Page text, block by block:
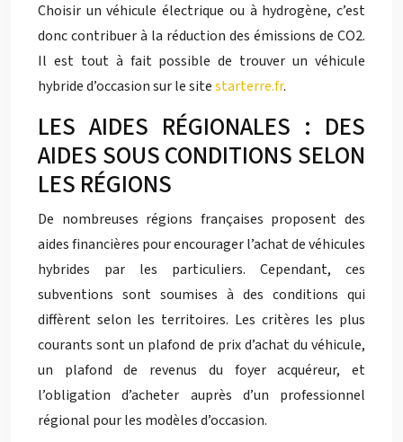
Choisir un véhicule électrique ou à hydrogène, c’est
donc contribuer à la réduction des émissions de CO2.
Il est tout à fait possible de trouver un véhicule
hybride d’occasion sur le sitestarterre.fr.
LES AIDES RÉGIONALES : DES
AIDES SOUS CONDITIONS SELON
LES RÉGIONS
De nombreuses régions françaises proposent des
aides financières pour encourager l’achat de véhicules
hybrides par les particuliers. Cependant, ces
subventions sont soumises à des conditions qui
diffèrent selon les territoires. Les critères les plus
courants sont un plafond de prix d’achat du véhicule,
un plafond de revenus du foyer acquéreur, et
l’obligation d’acheter auprès d’un professionnel
régional pour les modèles d’occasion.